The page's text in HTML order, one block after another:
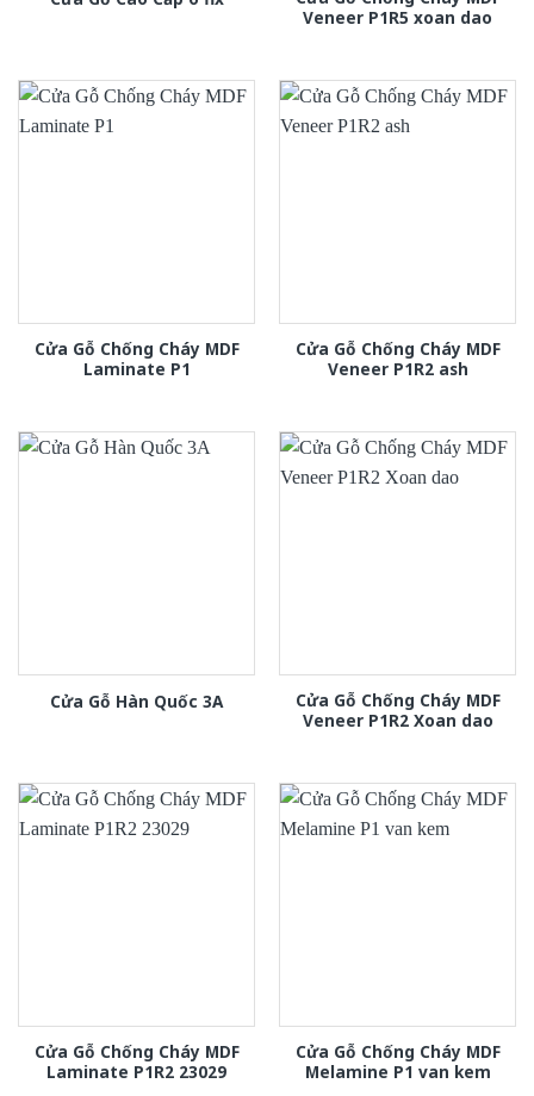
Veneer P1R5 xoan dao
Cửa Gỗ Chống Cháy MDF
Laminate P1
Cửa Gỗ Chống Cháy MDF
Veneer P1R2 ash
Cửa Gỗ Hàn Quốc 3A
Cửa Gỗ Chống Cháy MDF
Veneer P1R2 Xoan dao
Cửa Gỗ Chống Cháy MDF
Laminate P1R2 23029
Cửa Gỗ Chống Cháy MDF
Melamine P1 van kem